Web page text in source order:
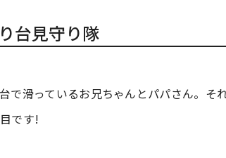
台見守り隊
で滑っているお兄ちゃんとパパさん。
です!